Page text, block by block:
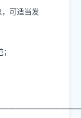
可适当发